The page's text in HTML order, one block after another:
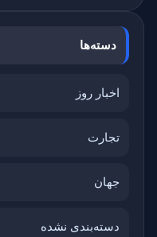
دسته‌ها
اخبار روز
تجارت
جهان
دسته‌بندی نشده